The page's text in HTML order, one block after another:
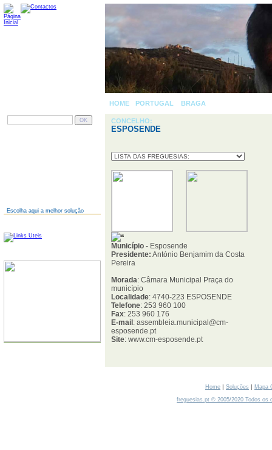
Escolha aqui a melhor solução
HOME PORTUGAL BRAGA
CONCELHO:
ESPOSENDE
Município - Esposende
Presidente: António Benjamim da Costa
Pereira
Morada: Câmara Municipal Praça do
município
Localidade: 4740-223 ESPOSENDE
Telefone: 253 960 100
Fax: 253 960 176
E-mail : assembleia.municipal@cm-
esposende.pt
Site: www.cm-esposende.pt
Home | Soluções | Mapa
freguesias.pt © 2005/2020 Todos os